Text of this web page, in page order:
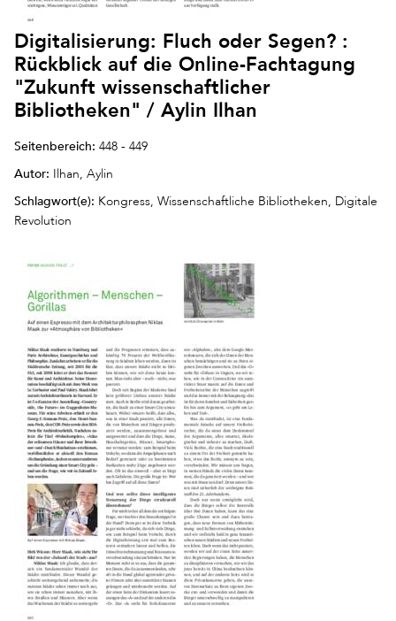
Digitalisierung: Fluch oder Segen? :
Rückblick auf die Online-Fachtagung
"Zukunft wissenschaftlicher
Bibliotheken" / Aylin Ilhan
Seitenbereich: 448 - 449
Autor: Ilhan, Aylin
Schlagwort(e): Kongress, Wissenschaftliche Bibliotheken, Digitale
Revolution